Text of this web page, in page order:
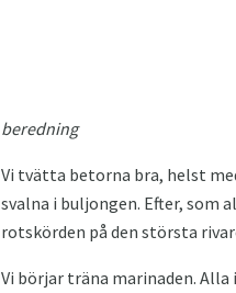
beredning
Vi tvätta betorna bra, helst
svalna i buljongen. Efter, som
rotskörden på den största
Vi börjar träna marinaden.